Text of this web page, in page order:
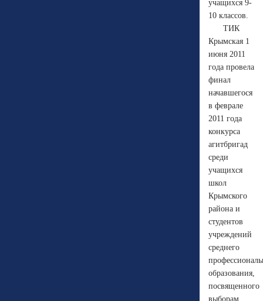
учащихся 9-
10 классов.
ТИК
Крымская 1
июня 2011
года провела
финал
начавшегося
в феврале
2011 года
конкурса
агитбригад
среди
учащихся
школ
Крымского
района и
студентов
учреждений
среднего
образования,
посвященного
выборам